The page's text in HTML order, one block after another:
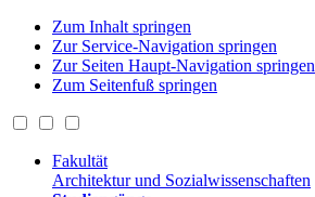
Zum Inhalt springen
Zur Service-Navigation springen
Zur Seiten Haupt-Navigation springen
Zum Seitenfuß springen
Fakultät
Architektur und Sozialwissenschaften